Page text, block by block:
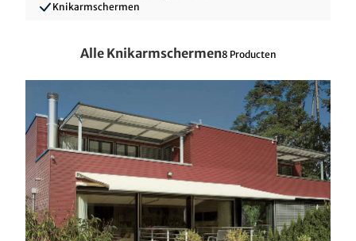
Alle Knikarmschermen8 Producten
Knikarmschermen